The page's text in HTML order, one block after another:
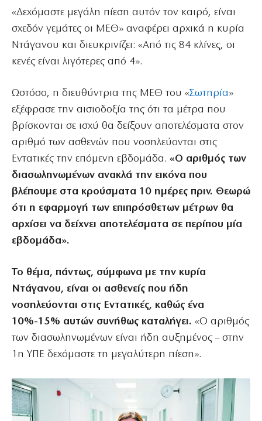
«Δεχόμαστε μεγάλη πίεση αυτόν τον καιρό, είναι
σχεδόν γεμάτες οι ΜΕΘ» αναφέρει αρχικά η κυρία
Ντάγανου και διευκρινίζει: «Από τις 84 κλίνες, οι
κενές είναι λιγότερες από 4».
Ωστόσο, η διευθύντρια της ΜΕΘ του «Σωτηρία»
εξέφρασε την αισιοδοξία της ότι τα μέτρα που
βρίσκονται σε ισχύ θα δείξουν αποτελέσματα στον
αριθμό των ασθενών που νοσηλεύονται στις
Εντατικές την επόμενη εβδομάδα. «Ο αριθμός των
διασωληνωμένων ανακλά την εικόνα που
βλέπουμε στα κρούσματα 10 ημέρες πριν. Θεωρώ
ότι η εφαρμογή των επιπρόσθετων μέτρων θα
αρχίσει να δείχνει αποτελέσματα σε περίπου μία
εβδομάδα».
Το θέμα, πάντως, σύμφωνα με την κυρία
Ντάγανου, είναι οι ασθενείς που ήδη
νοσηλεύονται στις Εντατικές, καθώς ένα
10%-15% αυτών συνήθως καταλήγει. «Ο αριθμός
των διασωληνωμένων είναι ήδη αυξημένος – στην
1η ΥΠΕ δεχόμαστε τη μεγαλύτερη πίεση».